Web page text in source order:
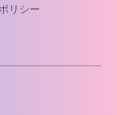
リシー